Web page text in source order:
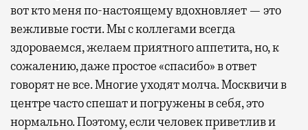
вот кто меня по-настоящему вдохновляет — это
вежливые гости. Мы с коллегами всегда
здороваемся, желаем приятного аппетита, но, к
сожалению, даже простое «спасибо» в ответ
говорят не все. Многие уходят молча. Москвичи в
центре часто спешат и погружены в себя, это
нормально. Поэтому, если человек приветлив и